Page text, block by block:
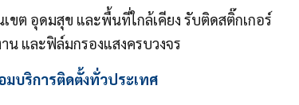
ขต อุดมสุข และพื้นที่ใกล้เคียง รับติดสติ๊กเกอร์
น และฟิล์มกรองแสงครบวงจร
บริการติดตั้งทั่วประเทศ